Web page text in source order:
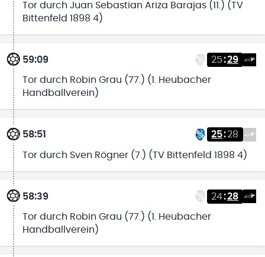
Tor durch Juan Sebastian Ariza Barajas (11.) (TV
Bittenfeld 1898 4)
59:09 25:29
Tor durch Robin Grau (77.) (1. Heubacher
Handballverein)
58:51 25:28
Tor durch Sven Rögner (7.) (TV Bittenfeld 1898 4)
58:39 24:28
Tor durch Robin Grau (77.) (1. Heubacher
Handballverein)